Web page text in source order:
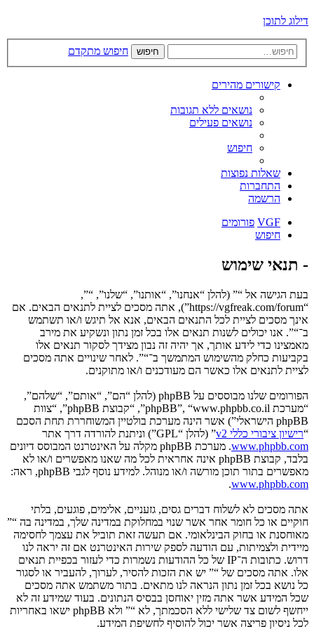
דילוג לתוכן
חיפוש חיפוש מתקדם
קישורים מהירים
נושאים ללא תגובות
נושאים פעילים
חיפוש
שאלות נפוצות
התחברות
הרשמה
VGF פורומים
חיפוש
- תנאי שימוש
בעת הגישה אל “” (להלן “אנחנו”, “אותנו”, “שלנו”, “”,
“https://vgfreak.com/forum”), אתה מסכים לציית לתנאים הבאים. אם
אינך מסכים לציית לכל התנאים הבאים, אנא אל תיגש ו/או תשתמש
ב־“”. אנו יכולים לשנות תנאים אלו בכל זמן נתון ונשקיע את מירב
מאמצינו כדי לידע אותך, אך יהיה זה נבון מצידך לסקור תנאים אלו
בקביעות כחלק מהשימוש המתמשך ב־“”. לאחר שינויים אתה מסכים
לציית לתנאים אלו כאשר הם מעודכנים ו/או מתוקנים.
הפורומים שלנו מבוססים על phpBB (להלן “הם”, “אותם”, “שלהם”,
“מערכת phpBB”, “www.phpbb.co.il”, “קבוצת phpBB”, “צוות
phpBB הישראלי”) אשר הינה מערכת בולטיין המשוחררת תחת הסכם
“רישיון ציבורי כללי v2
” (להלן “GPL”) וניתנת להורדה דרך אתר
www.phpbb.com
. מערכת phpBB מקלה על האינטרנט המבוסס דיונים
בלבד, קבוצת phpBB אינה אחראית לכל מה שאנו מאפשרים ו/או לא
מאפשרים בתור תוכן מורשה ו/או מנוהל. למידע נוסף לגבי phpBB, ראה:
www.phpbb.com
.
אתה מסכים לא לשלוח דברים גסים, גזעניים, אלימים, פוגעים, בלתי
חוקיים או כל חומר אחר אשר שנוי במחלוקת במדינה שלך, במדינה בה “”
מאוחסנת או בחוק הבינלאומי. אם תעשה זאת תוביל את עצמך לחסימה
מיידית ולצמיתות, עם הודעה לספק שירות האינטרנט אם זה יראה לנו
דרוש. כתובות ה־IP של כל ההודעות נשמרות כדי לעזור בכפיית תנאים
אלו. אתה מסכים של “” יש את הזכות להסיר, לערוך, להעביר או לסגור
כל נושא בכל זמן נתון הנראה לנו מתאים. בתור משתמש אתה מסכים
שכל המידע אשר אתה מזין יאוחסן בבסיס הנתונים. בעוד שמידע זה לא
ייחשף לשום צד שלישי ללא הסכמתך, לא “” ולא phpBB ישאו באחריות
לכל ניסיון פריצה אשר יכול להוסיף לחשיפת המידע.